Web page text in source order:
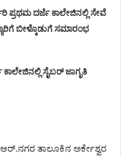
ಪ್ರಥಮ ದರ್ಜೆ ಕಾಲೇಜಿನಲ್ಲಿ ಸೇವೆ
ಬೀಳ್ಕೊಡುಗೆ ಸಮಾರಂಭ
ಸೈಬರ್ ಜಾಗೃತಿ
ತಾಲೂಕಿನ ಅರ್ಕೇಶ್ವರ